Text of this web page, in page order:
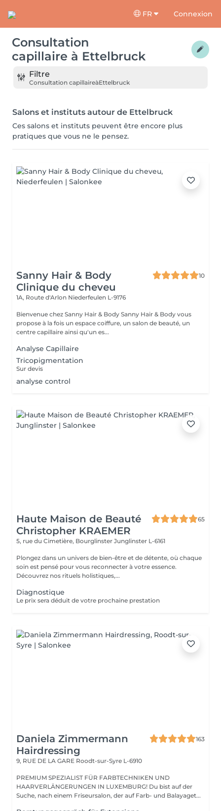
FR Connexion
Consultation
capillaire à Ettelbruck
Filtre
Consultation capillaireàEttelbruck
Salons et instituts autour de Ettelbruck
Ces salons et instituts peuvent être encore plus
pratiques que vous ne le pensez.
Sanny Hair & Body
Clinique du cheveu
10
1A, Route d'Arlon Niederfeulen L-9176
Bienvenue chez Sanny Hair & Body Sanny Hair & Body vous
propose à la fois un espace coiffure, un salon de beauté, un
centre capillaire ainsi qu'un es...
Analyse Capillaire
Tricopigmentation
Sur devis
analyse control
Haute Maison de Beauté
Christopher KRAEMER
65
5, rue du Cimetière, Bourglinster Junglinster L-6161
Plongez dans un univers de bien-être et de détente, où chaque
soin est pensé pour vous reconnecter à votre essence.
Découvrez nos rituels holistiques,...
Diagnostique
Le prix sera déduit de votre prochaine prestation
Daniela Zimmermann
Hairdressing
163
9, RUE DE LA GARE Roodt-sur-Syre L-6910
PREMIUM SPEZIALIST FÜR FARBTECHNIKEN UND
HAARVERLÄNGERUNGEN IN LUXEMBURG! Du bist auf der
Suche, nach einem Friseursalon, der auf Farb- und Balayaget...